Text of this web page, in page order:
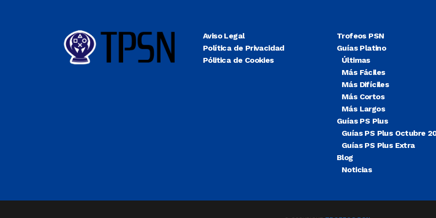
Aviso Legal
Política de Privacidad
Pólitica de Cookies
Trofeos PSN
Guías Platino
Últimas
Más Fáciles
Más Difíciles
Más Cortos
Más Largos
Guías PS Plus
Guías PS Plus Octubre
Guías PS Plus Extra
Blog
Noticias